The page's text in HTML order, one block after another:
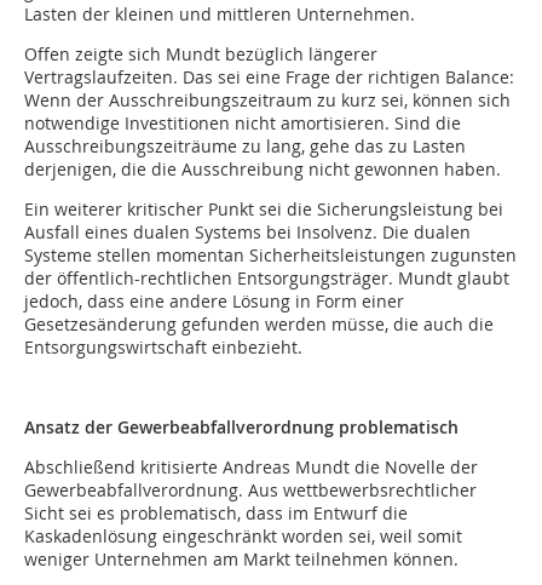
Lasten der kleinen und mittleren Unternehmen.
Offen zeigte sich Mundt bezüglich längerer
Vertragslaufzeiten. Das sei eine Frage der richtigen Balance:
Wenn der Ausschreibungszeitraum zu kurz sei, können sich
notwendige Investitionen nicht amortisieren. Sind die
Ausschreibungszeiträume zu lang, gehe das zu Lasten
derjenigen, die die Ausschreibung nicht gewonnen haben.
Ein weiterer kritischer Punkt sei die Sicherungsleistung bei
Ausfall eines dualen Systems bei Insolvenz. Die dualen
Systeme stellen momentan Sicherheitsleistungen zugunsten
der öffentlich-rechtlichen Entsorgungsträger. Mundt glaubt
jedoch, dass eine andere Lösung in Form einer
Gesetzesänderung gefunden werden müsse, die auch die
Entsorgungswirtschaft einbezieht.
Ansatz der Gewerbeabfallverordnung problematisch
Abschließend kritisierte Andreas Mundt die Novelle der
Gewerbeabfallverordnung. Aus wettbewerbsrechtlicher
Sicht sei es problematisch, dass im Entwurf die
Kaskadenlösung eingeschränkt worden sei, weil somit
weniger Unternehmen am Markt teilnehmen können.